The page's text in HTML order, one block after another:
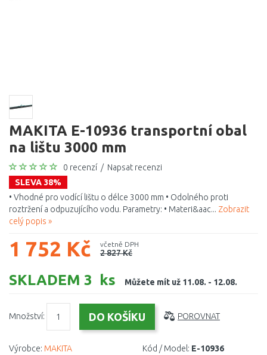
MAKITA E-10936 transportní obal
na lištu 3000 mm
0 recenzí / Napsat recenzi
SLEVA 38%
• Vhodné pro vodící lištu o délce 3000 mm • Odolného proti
roztržení a odpuzujícího vodu. Parametry: • Materi&aac... Zobrazit
celý popis »
1 752 Kč včetně DPH
2 827 Kč
SKLADEM 3 ks Můžete mít už 11.08. - 12.08.
Množství: POROVNAT
Výrobce: MAKITA
Kód / Model: E-10936